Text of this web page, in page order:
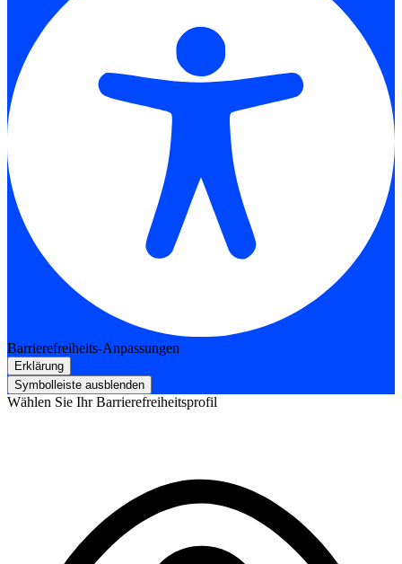
Barrierefreiheits-Anpassungen
Erklärung
Symbolleiste ausblenden
Wählen Sie Ihr Barrierefreiheitsprofil